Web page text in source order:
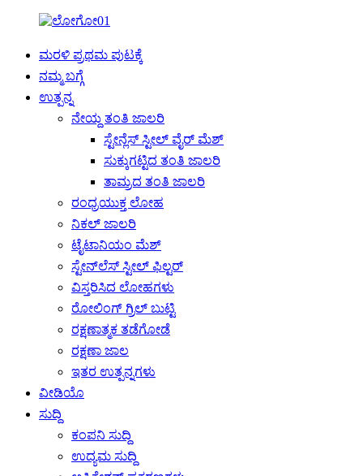
ಮರಳಿ ಪ್ರಥಮ ಪುಟಕ್ಕೆ
ನಮ್ಮ ಬಗ್ಗೆ
ಉತ್ಪನ್ನ
ನೇಯ್ದ ತಂತಿ ಜಾಲರಿ
ಸ್ಟೇನ್ಲೆಸ್ ಸ್ಟೀಲ್ ವೈರ್ ಮೆಶ್
ಸುಕ್ಕುಗಟ್ಟಿದ ತಂತಿ ಜಾಲರಿ
ತಾಮ್ರದ ತಂತಿ ಜಾಲರಿ
ರಂಧ್ರಯುಕ್ತ ಲೋಹ
ನಿಕಲ್ ಜಾಲರಿ
ಟೈಟಾನಿಯಂ ಮೆಶ್
ಸ್ಟೇನ್‌ಲೆಸ್ ಸ್ಟೀಲ್ ಫಿಲ್ಟರ್
ವಿಸ್ತರಿಸಿದ ಲೋಹಗಳು
ರೋಲಿಂಗ್ ಗ್ರಿಲ್ ಬುಟ್ಟಿ
ರಕ್ಷಣಾತ್ಮಕ ತಡೆಗೋಡೆ
ರಕ್ಷಣಾ ಜಾಲ
ಇತರ ಉತ್ಪನ್ನಗಳು
ವೀಡಿಯೊ
ಸುದ್ದಿ
ಕಂಪನಿ ಸುದ್ದಿ
ಉದ್ಯಮ ಸುದ್ದಿ